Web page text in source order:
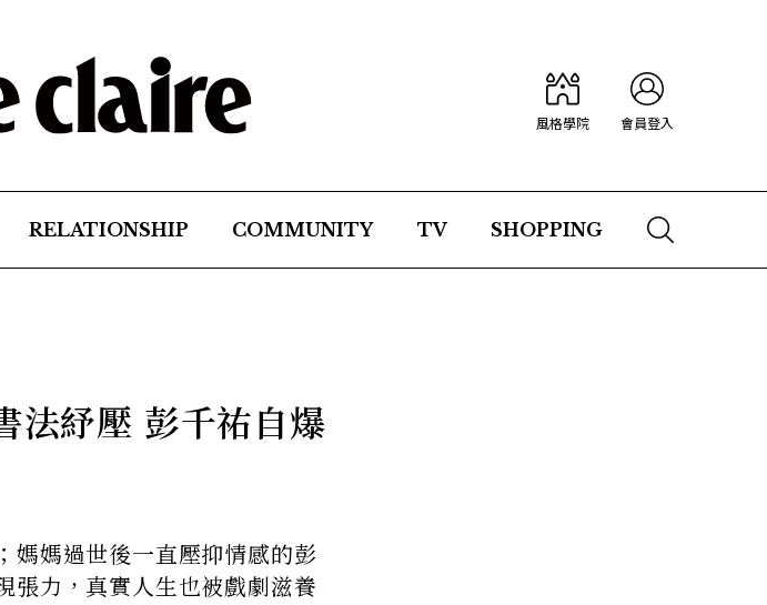
風格學院 會員登入
RELATIONSHIP COMMUNITY TV SHOPPING
法紓壓 彭千祐自爆
媽媽過世後一直壓抑情感的彭
張力，真實人生也被戲劇滋養